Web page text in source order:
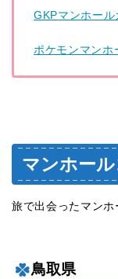
GKPマンホール
ポケモンマンホ
マンホー
旅で出会ったマンホ
鳥取県